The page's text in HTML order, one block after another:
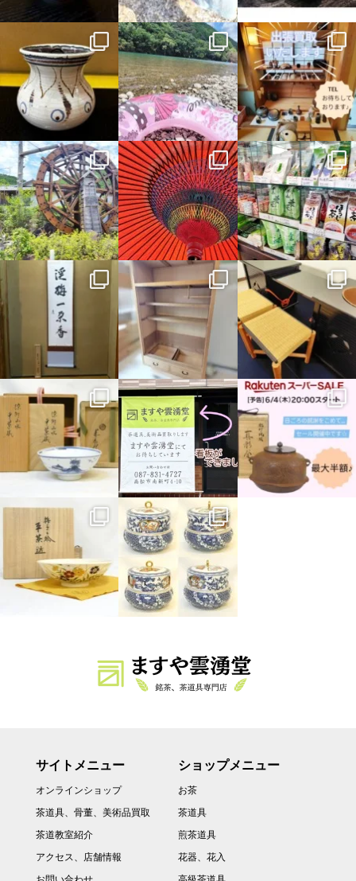
サイトメニュー
オンラインショップ
茶道具、骨董、美術品買取
茶道教室紹介
アクセス、店舗情報
ショップメニュー
お茶
茶道具
煎茶道具
花器、花入